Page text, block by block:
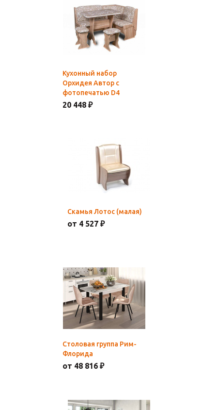
Кухонный набор
Орхидея Автор с
фотопечатью D4
20 448 ₽
Скамья Лотос (малая)
от 4 527 ₽
Столовая группа Рим-
Флорида
от 48 816 ₽